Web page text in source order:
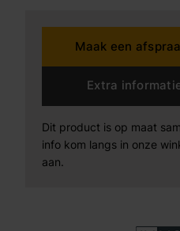
en gezellig samenzijn aan
Maak een
Extra
Dit product is op maat
info kom langs in onze
aan.